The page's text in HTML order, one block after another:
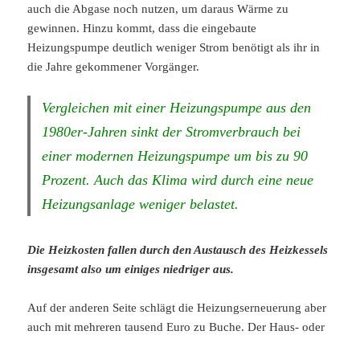
auch die Abgase noch nutzen, um daraus Wärme zu
gewinnen. Hinzu kommt, dass die eingebaute
Heizungspumpe deutlich weniger Strom benötigt als ihr in
die Jahre gekommener Vorgänger.
Vergleichen mit einer Heizungspumpe aus den
1980er-Jahren sinkt der Stromverbrauch bei
einer modernen Heizungspumpe um bis zu 90
Prozent. Auch das Klima wird durch eine neue
Heizungsanlage weniger belastet.
Die Heizkosten fallen durch den Austausch des Heizkessels
insgesamt also um einiges niedriger aus.
Auf der anderen Seite schlägt die Heizungserneuerung aber
auch mit mehreren tausend Euro zu Buche. Der Haus- oder